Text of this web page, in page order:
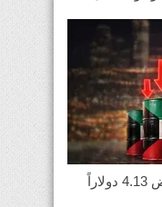
سعر برميل النفط الكويتي ينخفض 4.13 دولاراً